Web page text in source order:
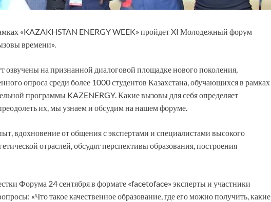
«KAZAKHSTAN ENERGY WEEK» пройдет XI Молодежный форум
времени».
озвучены на признанной диалоговой площадке нового поколения,
опроса среди более 1000 студентов Казахстана, обучающихся в рамках
программы KAZENERGY. Какие вызовы для себя определяет
их, мы узнаем и обсудим на нашем форуме.
вдохновение от общения с экспертами и специалистами высокого
отраслей, обсудят перспективы образования, построения
Форума 24 сентября в формате «facetoface» эксперты и участники
«Что такое качественное образование, где его можно получить, какие